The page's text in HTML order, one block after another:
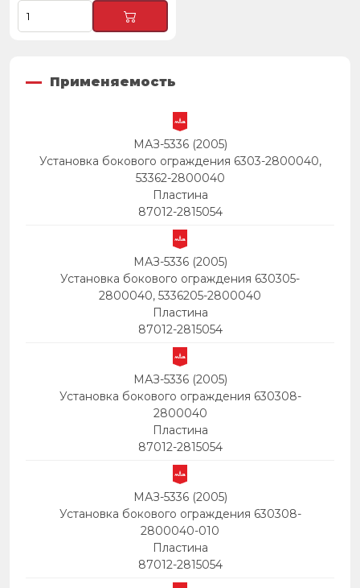
Применяемость
МАЗ-5336 (2005)
Установка бокового ограждения 6303-2800040,
53362-2800040
Пластина
87012-2815054
МАЗ-5336 (2005)
Установка бокового ограждения 630305-
2800040, 5336205-2800040
Пластина
87012-2815054
МАЗ-5336 (2005)
Установка бокового ограждения 630308-
2800040
Пластина
87012-2815054
МАЗ-5336 (2005)
Установка бокового ограждения 630308-
2800040-010
Пластина
87012-2815054